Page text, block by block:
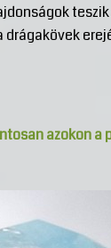
drágakövek
azokon a